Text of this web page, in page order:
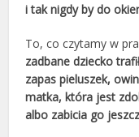
i tak nigdy by do
To, co czytamy w
zadbane dziecko
zapas pieluszek,
matka, która jest
albo zabicia go